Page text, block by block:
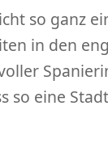
so ganz
in den
so eine